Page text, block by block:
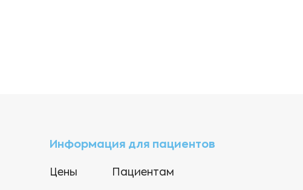
Информация для пациентов
Цены Пациентам